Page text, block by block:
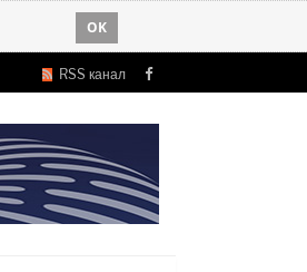
OK
RSS канал Facebook